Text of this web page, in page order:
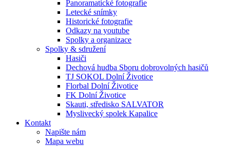
Panoramatické fotografie
Letecké snímky
Historické fotografie
Odkazy na youtube
Spolky a organizace
Spolky & sdružení
Hasiči
Dechová hudba Sboru dobrovolných hasičů
TJ SOKOL Dolní Životice
Florbal Dolní Životice
FK Dolní Životice
Skauti, středisko SALVATOR
Myslivecký spolek Kapalice
Kontakt
Napište nám
Mapa webu